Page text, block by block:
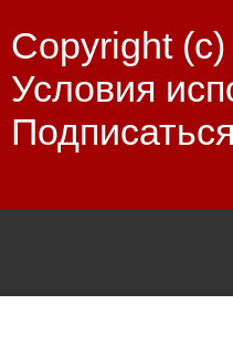
Copyright
Условия